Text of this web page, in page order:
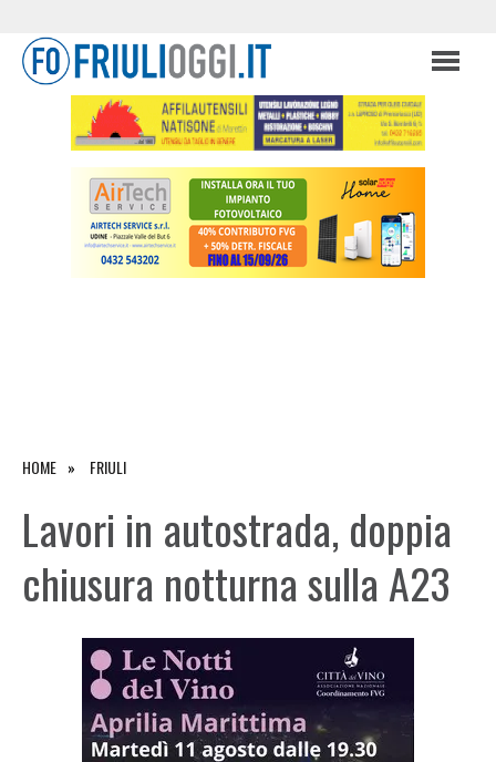
HOME FRIULI
Lavori in autostrada, doppia
chiusura notturna sulla A23